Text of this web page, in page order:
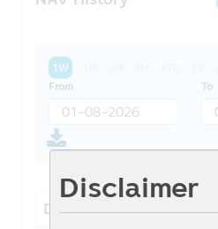
Disclaimer
1W
From
To
Date NAV